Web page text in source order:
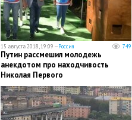
15 августа 2018, 19:09 —Россия 749
Путин рассмешил молодежь
анекдотом про находчивость
Николая Первого